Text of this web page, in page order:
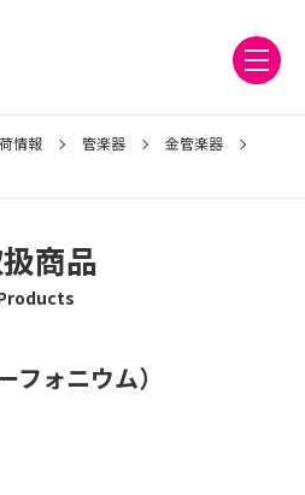
情報 管楽器
金管楽器
商品
ォニウム）